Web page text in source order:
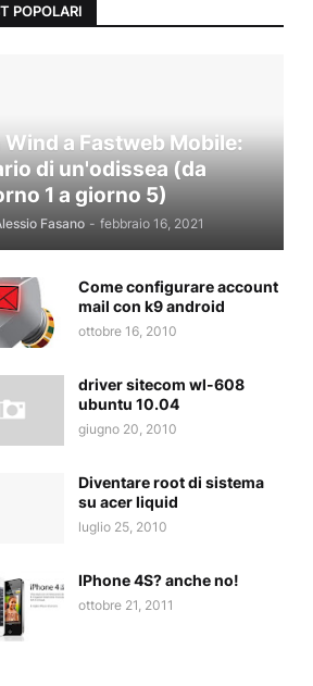
POPOLARI
Wind a Fastweb Mobile:
di un'odissea (da
1 a giorno 5)
Fasano - febbraio 16, 2021
Come configurare account
mail con k9 android
ottobre 16, 2010
driver sitecom wl-608
ubuntu 10.04
giugno 20, 2010
Diventare root di sistema
su acer liquid
luglio 25, 2010
IPhone 4S? anche no!
ottobre 21, 2011